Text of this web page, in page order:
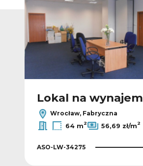
Lokal na wynajem
Wrocław, Fabryczna
64 m2 56,69 zł/m2
ASO-LW-34275